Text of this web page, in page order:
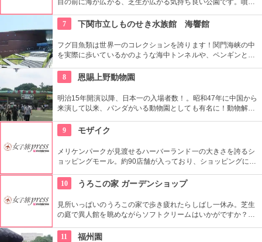
「メリケンシアター」のように屋外アートを楽しめるスペース
も。ここで、神戸ならではのランチを広げるのもいいですね。
7 下関市立しものせき水族館 海響館
フグ目魚類は世界一のコレクションを誇ります！関門海峡の中
を実際に歩いているかのような海中トンネルや、ペンギンと握
り、いつも人で賑わう大人気のスポットです。
8 恩賜上野動物園
明治15年開演以降、日本一の入場者数！。昭和47年に中国から
来演して以来、パンダがいる動物園としても有名に！動物解説
9
モザイク
メリケンパークが見渡せるハーバーランド一の大きさを誇るシ
ョッピングモール。約90店舗が入っており、ショッピングに、
覧車もあり、神戸の景色がまるまる見えるという事でデートス
ポットとしても人気が高い。
10 うろこの家 ガーデンショップ
見所いっぱいのうろこの家で歩き疲れたらしばし一休み。芝生
の庭で異人館を眺めながらソフトクリームはいかがですか？新
おいしさ。店内はお土産品も揃ってます。
11 福州園